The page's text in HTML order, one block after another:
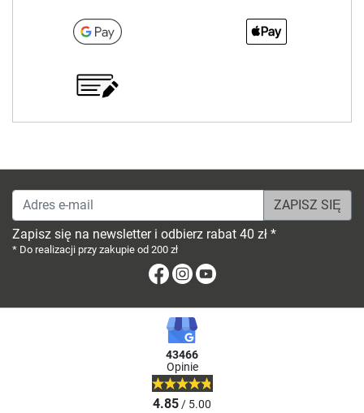
Adres e-mail
Zapisz się na newsletter i odbierz rabat 40 zł *
* Do realizacji przy zakupie od 200 zł
FacebookInstagram
43466
Opinie
4.85/ 5.00